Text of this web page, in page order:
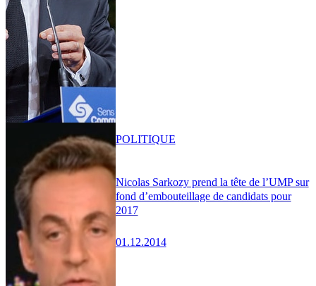
Nicolas Sarkozy prend la tête de l’UMP sur
fond d’embouteillage de candidats pour
2017
01.12.2014
POLITIQUE